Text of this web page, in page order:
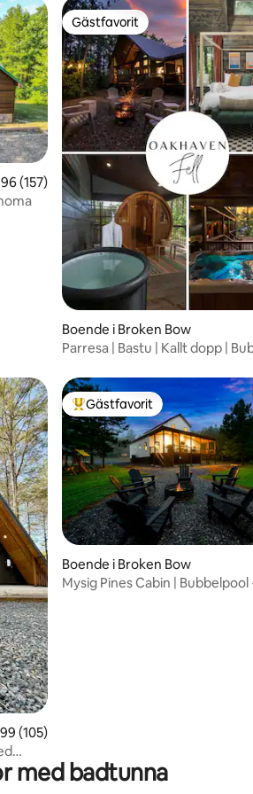
av 5 i genomsnittligt betyg, 157
(157)
Gästfavorit
Gästfavorit
Boende i Broken Bow
Parresa | Bastu | Kallt dopp |
av 5 i genomsnittligt betyg, 105
(105)
Populär gästfavorit
Gästfavorit
Boende i Broken Bow
Mysig Pines Cabin | Bubbelpool
med badtunna